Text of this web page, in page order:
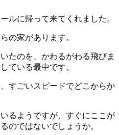
ルに帰って来てくれました。
の家があります。
たのを、かわるがわる飛びま
ている最中です。
すごいスピードでどこからか
るようですが、すぐにここが
のではないでしょうか。